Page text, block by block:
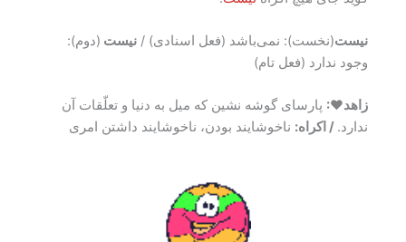
نیست(نخست): نمی‌باشد (فعل اسنادی) / نیست (دوم):
وجود ندارد (فعل تام)
زاهد♥: پارسای گوشه نشین که میل به دنیا و تعلّقات آن
ندارد. / اکراه: ناخوشایند بودن، ناخوشایند داشتن امری